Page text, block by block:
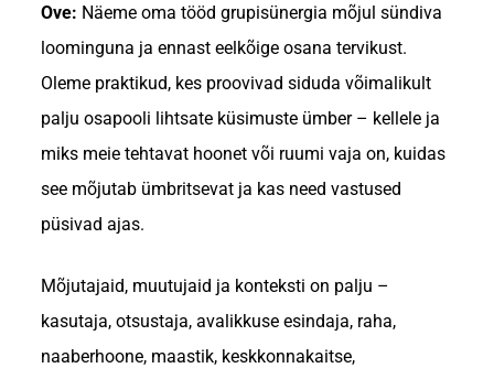
Ove: Näeme oma tööd grupisünergia mõjul sündiva
loominguna ja ennast eelkõige osana tervikust.
Oleme praktikud, kes proovivad siduda võimalikult
palju osapooli lihtsate küsimuste ümber – kellele ja
miks meie tehtavat hoonet või ruumi vaja on, kuidas
see mõjutab ümbritsevat ja kas need vastused
püsivad ajas.
Mõjutajaid, muutujaid ja konteksti on palju –
kasutaja, otsustaja, avalikkuse esindaja, raha,
naaberhoone, maastik, keskkonnakaitse,